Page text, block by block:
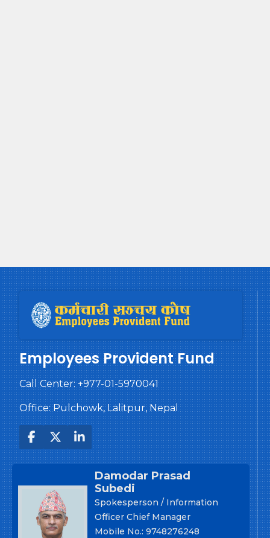
Employees Provident Fund
Call Center:+977-01-5970041
Office: Pulchowk, Lalitpur, Nepal
Damodar Prasad
Subedi
Spokesperson / Information
Officer Chief Manager
Mobile No.: 9748276248